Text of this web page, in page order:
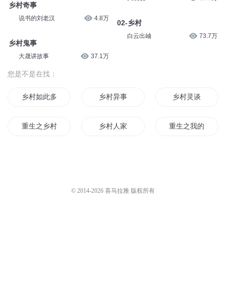
乡村奇事
说书的刘老汉 4.8万
乡村鬼事
大晟讲故事 37.1万
02-乡村
白云出岫 73.7万
您是不是在找：
乡村如此多娇 乡村异事 乡村灵谈
重生之乡村爱情 乡村人家 重生之我的乡村
© 2014-2026 喜马拉雅 版权所有